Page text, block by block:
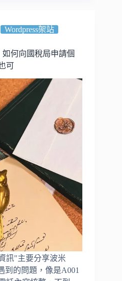
Wordpress架站
如何向國稅局申請個
可
訊"主要分享波米
到的問題，像是A001